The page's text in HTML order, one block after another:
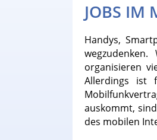
JOBS IM
Handys,
organisieren
Allerdings ist
auskommt,
des mobilen